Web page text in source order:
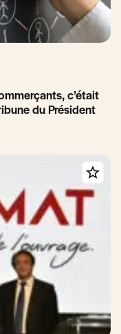
c’était
du Président